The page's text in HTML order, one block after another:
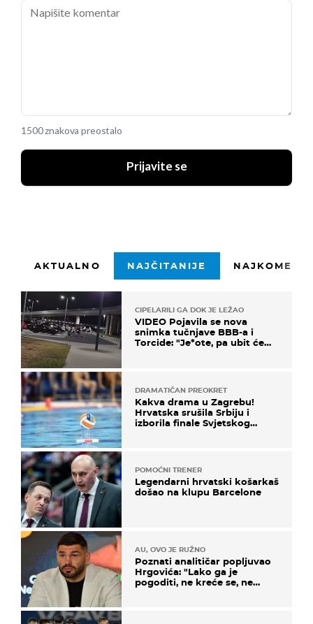
1500 znakova preostalo
Prijavite se
AKTUALNO NAJČITANIJE
CIPELARILI GA DOK JE LEŽAO
VIDEO Pojavila se nova
snimka tučnjave BBB-a i
Torcide: "Je*ote, pa ubit će
DRAMATIČAN PREOKRET
Kakva drama u Zagrebu!
Hrvatska srušila Srbiju i
izborila finale Svjetskog
POMOĆNI TRENER
Legendarni hrvatski košarkaš
došao na klupu Barcelone
AU, OVO JE RUŽNO
Poznati analitičar popljuvao
Hrgovića: "Lako ga je
pogoditi, ne kreće se, ne